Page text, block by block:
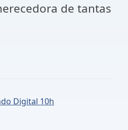
de tantas
Digital 10h